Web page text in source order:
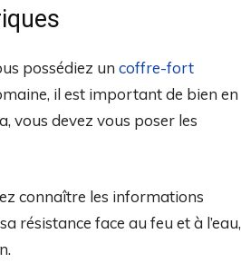
possédiez un coffre-fort
il est important de bien en
vous devez vous poser les
connaître les informations
résistance face au feu et à l’eau,